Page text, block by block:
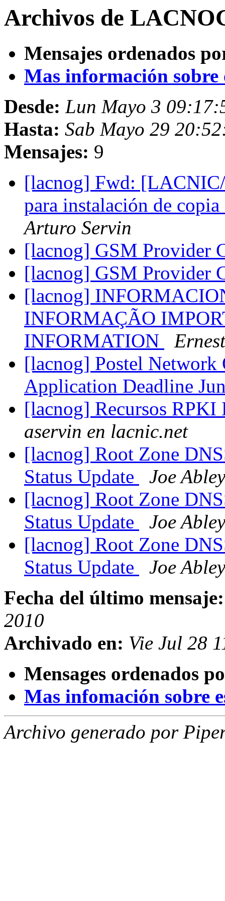
Archivos de
Mensajes ordenados
Mas información sobre
Desde: Lun Mayo 3
Hasta: Sab Mayo 29
Mensajes: 9
[lacnog] Fwd:
para instalación de
Arturo Servin
[lacnog] GSM Provider
[lacnog] GSM Provider
[lacnog]
INFORMAÇÃO
INFORMATION
[lacnog] Postel Network
Application Deadline
[lacnog] Recursos
aservin en lacnic.net
[lacnog] Root Zone
Status Update
Joe Abley
[lacnog] Root Zone
Status Update
Joe Abley
[lacnog] Root Zone
Status Update
Joe Abley
Fecha del último mensaje:
2010
Archivado en: Vie Jul 28
Mensages ordenados
Mas infomación sobre
Archivo generado por